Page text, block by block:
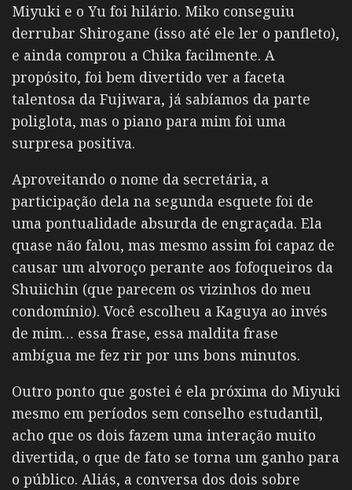
Miyuki e o Yu foi hilário. Miko conseguiu
derrubar Shirogane (isso até ele ler o panfleto),
e ainda comprou a Chika facilmente. A
propósito, foi bem divertido ver a faceta
talentosa da Fujiwara, já sabíamos da parte
poliglota, mas o piano para mim foi uma
surpresa positiva.
Aproveitando o nome da secretária, a
participação dela na segunda esquete foi de
uma pontualidade absurda de engraçada. Ela
quase não falou, mas mesmo assim foi capaz de
causar um alvoroço perante aos fofoqueiros da
Shuiichin (que parecem os vizinhos do meu
condomínio). Você escolheu a Kaguya ao invés
de mim… essa frase, essa maldita frase
ambígua me fez rir por uns bons minutos.
Outro ponto que gostei é ela próxima do Miyuki
mesmo em períodos sem conselho estudantil,
acho que os dois fazem uma interação muito
divertida, o que de fato se torna um ganho para
o público. Aliás, a conversa dos dois sobre